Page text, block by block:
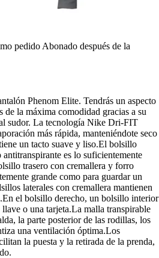
pedido Abonado después de la
Phenom Elite. Tendrás un aspecto
de la máxima comodidad gracias a su
sudor. La tecnología Nike Dri-FIT
más rápida, manteniéndote seco
un tacto suave y liso.El bolsillo
es lo suficientemente
trasero con cremallera y forro
grande como para guardar un
laterales con cremallera mantienen
el bolsillo derecho, un bolsillo interior
o una tarjeta.La malla transpirable
la parte posterior de las rodillas, los
una ventilación óptima.Los
la puesta y la retirada de la prenda,